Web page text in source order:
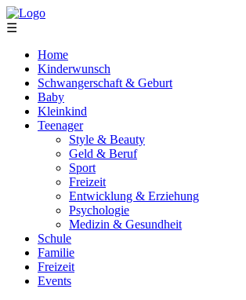
☰
Home
Kinderwunsch
Schwangerschaft & Geburt
Baby
Kleinkind
Teenager
Style & Beauty
Geld & Beruf
Sport
Freizeit
Entwicklung & Erziehung
Psychologie
Medizin & Gesundheit
Schule
Familie
Freizeit
Events